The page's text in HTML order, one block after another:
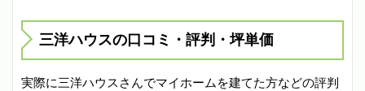
三洋ハウスの口コミ・評判・坪単価
実際に三洋ハウスさんでマイホームを建てた方などの評判